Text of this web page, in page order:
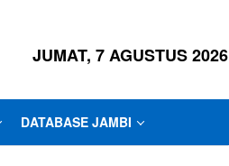
JUMAT, 7 AGUSTUS 2026
DATABASE JAMBI